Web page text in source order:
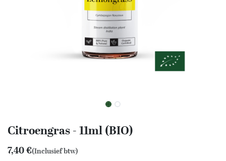
Citroengras - 11ml (BIO)
7,40€(Inclusief btw)